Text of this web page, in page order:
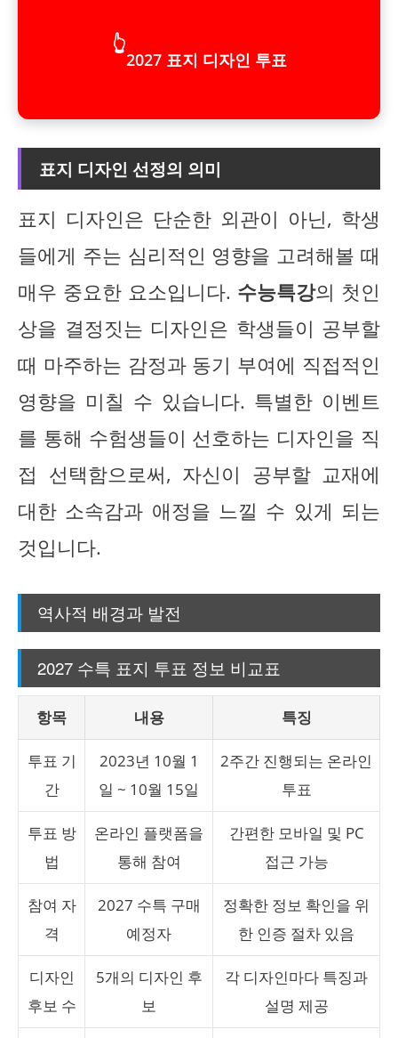
👆
2027 표지 디자인 투표
표지 디자인 선정의 의미
표지 디자인은 단순한 외관이 아닌, 학생
들에게 주는 심리적인 영향을 고려해볼 때
매우 중요한 요소입니다. 수능특강의 첫인
상을 결정짓는 디자인은 학생들이 공부할
때 마주하는 감정과 동기 부여에 직접적인
영향을 미칠 수 있습니다. 특별한 이벤트
를 통해 수험생들이 선호하는 디자인을 직
접 선택함으로써, 자신이 공부할 교재에
대한 소속감과 애정을 느낄 수 있게 되는
것입니다.
역사적 배경과 발전
2027 수특 표지 투표 정보 비교표
항목 내용 특징
투표 기
간
2023년 10월 1
일 ~ 10월 15일
2주간 진행되는 온라인
투표
투표 방
법
온라인 플랫폼을
통해 참여
간편한 모바일 및 PC
접근 가능
참여 자
격
2027 수특 구매
예정자
정확한 정보 확인을 위
한 인증 절차 있음
디자인
후보 수
5개의 디자인 후
보
각 디자인마다 특징과
설명 제공